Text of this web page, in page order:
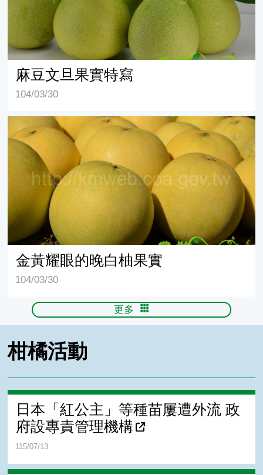
麻豆文旦果實特寫
104/03/30
金黃耀眼的晚白柚果實
金黃耀眼的晚白柚果實
104/03/30
更多
柑橘活動
日本「紅公主」等種苗屢遭外流 政
府設專責管理機構
115/07/13